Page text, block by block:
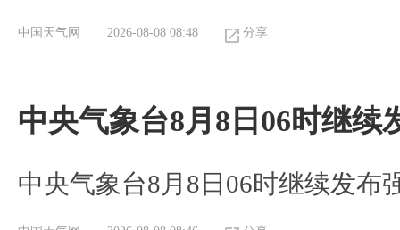
中国天气网 2026-08-08 08:48 分享
中央气象台8月8日06时继
中央气象台8月8日06时继续发布